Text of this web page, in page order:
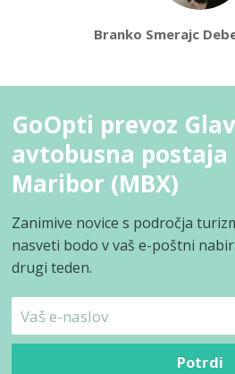
Branko Smerajc
GoOpti prevoz
avtobusna postaja
Maribor (MBX)
Zanimive novice s področja
nasveti bodo v vaš e-poštni
drugi teden.
Potrdi